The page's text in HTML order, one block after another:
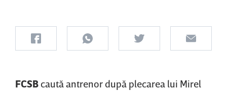
FCSB caută antrenor după plecarea lui Mirel